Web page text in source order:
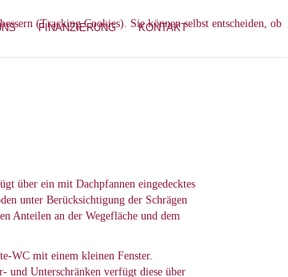
FINANZIERUNG KONTAKT
über ein mit Dachpfannen eingedecktes
unter Berücksichtigung der Schrägen
Anteilen an der Wegefläche und dem
WC mit einem kleinen Fenster.
und Unterschränken verfügt diese über
(Tracking Cookies). Sie können selbst entscheiden, ob